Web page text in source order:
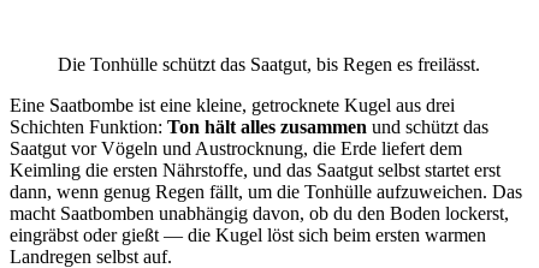
Die Tonhülle schützt das Saatgut, bis Regen es freilässt.
Eine Saatbombe ist eine kleine, getrocknete Kugel aus drei
Schichten Funktion: Ton hält alles zusammen und schützt das
Saatgut vor Vögeln und Austrocknung, die Erde liefert dem
Keimling die ersten Nährstoffe, und das Saatgut selbst startet erst
dann, wenn genug Regen fällt, um die Tonhülle aufzuweichen. Das
macht Saatbomben unabhängig davon, ob du den Boden lockerst,
eingräbst oder gießt — die Kugel löst sich beim ersten warmen
Landregen selbst auf.